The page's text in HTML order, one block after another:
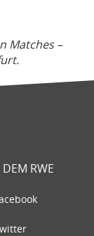
Matches –
DEM RWE